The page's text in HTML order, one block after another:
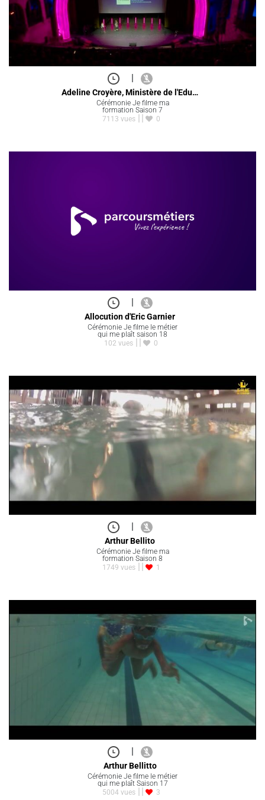
|
Adeline Croyère, Ministère de l'Edu…
Cérémonie Je filme ma
formation Saison 7
7113 vues
0
|
Allocution d'Eric Garnier
Cérémonie Je filme le métier
qui me plaît saison 18
102 vues
0
Arthur Bellito
Cérémonie Je filme ma
formation Saison 8
1749 vues
1
|
Arthur Bellitto
Cérémonie Je filme le métier
qui me plaît Saison 17
5004 vues
3